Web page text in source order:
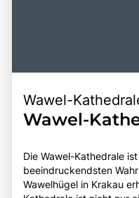
Wawel-
Wawel-
Die Wawel-Kathedrale
beeindruckendsten
Wawelhügel in Krakau